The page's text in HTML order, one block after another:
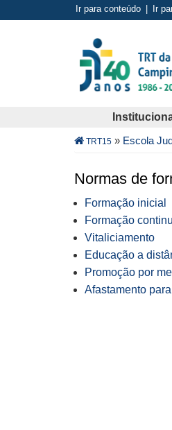
Ir para conteúdo Ir
Trilha
navegação
TRT15 » Escola
Normas de
Formação inicial
Formação
Vitaliciamento
Educação a
Promoção por
Afastamento